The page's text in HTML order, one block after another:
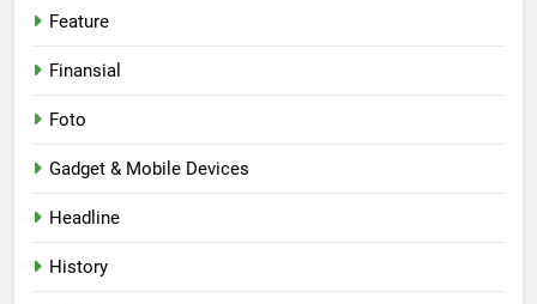
Feature
Finansial
Foto
Gadget & Mobile Devices
Headline
History